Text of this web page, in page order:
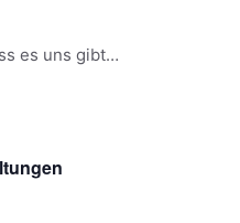
es uns gibt…